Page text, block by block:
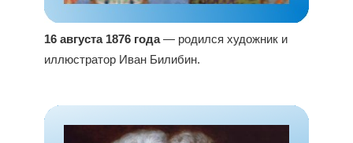
16 августа 1876 года— родился художник и
иллюстратор Иван Билибин.